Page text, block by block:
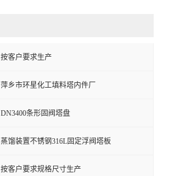
按客户要求生产
萍乡市环星化工填料塔内件厂
DN3400条形固阀塔盘
蒸馏装置不锈钢316L固定浮阀塔板
按客户要求规格尺寸生产